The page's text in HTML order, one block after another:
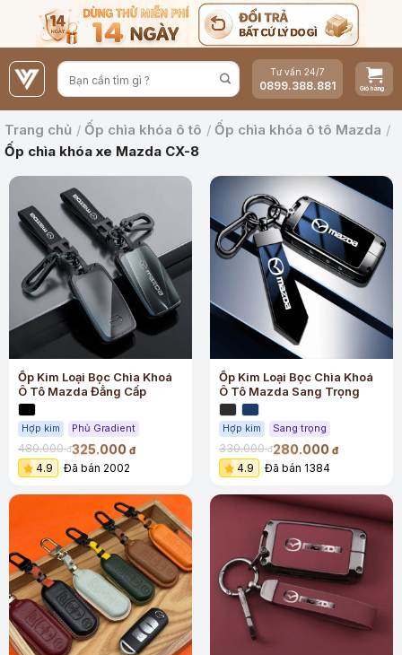
nội
dung
Tư vấn 24/7
0899.388.881
Trang chủ / Ốp chìa khóa ô tô / Ốp chìa khóa ô tô Mazda /
Ốp chìa khóa xe Mazda CX-8
Ốp Kim Loại Bọc Chìa Khoá
Ô Tô Mazda Đẳng Cấp
Hợp kim Phủ Gradient
480.000đ325.000 đ
4.9 Đã bán 2002
Ốp Kim Loại Bọc Chìa Khoá
Ô Tô Mazda Sang Trọng
Hợp kim Sang trọng
330.000đ280.000 đ
4.9 Đã bán 1384